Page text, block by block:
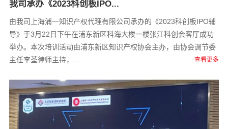
我司承办《2023科创板IPO...
由我司上海浦一知识产权代理有限公司承办的《2023科创板IPO辅
导》于3月22日下午在浦东新区科海大楼一楼张江科创会客厅成功
举办。本次培训活动由浦东新区知识产权协会主办，由协会调节委
主任李荃律师主持，...
查看更多